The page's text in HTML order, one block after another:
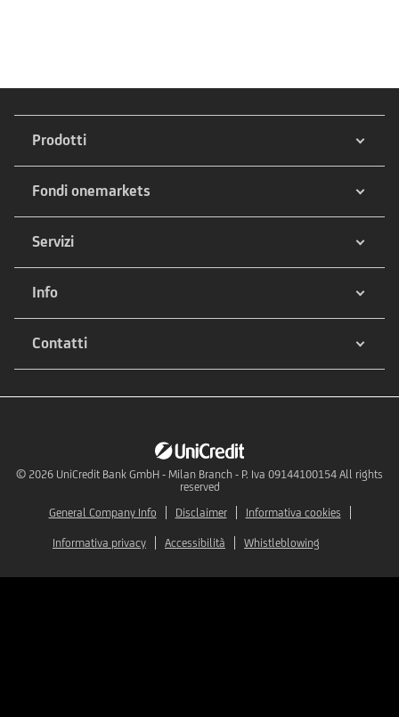
Prodotti
Fondi onemarkets
Servizi
Info
Contatti
© 2026 UniCredit Bank GmbH - Milan Branch - P. Iva 09144100154 All rights
reserved
General Company Info
Disclaimer Informativa cookies
Informativa privacy Accessibilità Whistleblowing